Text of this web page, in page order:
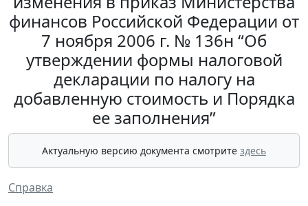
финансов Российской Федерации от
7 ноября 2006 г. № 136н “Об
утверждении формы налоговой
декларации по налогу на
добавленную стоимость и Порядка
ее заполнения”
Актуальную версию документа смотрите здесь
Справка